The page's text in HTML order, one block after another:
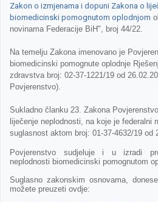
Zakon o izmjenama i dopuni Zakona o
biomedicinski pomognutom oplodnjom
novinama Federacije BiH", broj 44/22.
Na temelju Zakona imenovano je
biomedicinski pomognute oplodnje
zdravstva broj: 02-37-1221/19 od
Povjerenstvo).
Sukladno članku 23. Zakona
liječenje neplodnosti, na koje je federalni
suglasnost aktom broj: 01-37-4632/19 od
Povjerenstvo sudjeluje i u izradi
neplodnosti biomedicinski pomognutom
Suglasno zakonskim osnovama,
možete preuzeti ovdje: